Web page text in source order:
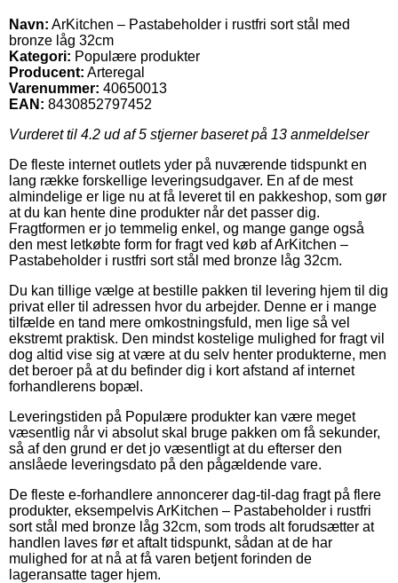
Navn: ArKitchen – Pastabeholder i rustfri sort stål med
bronze låg 32cm
Kategori: Populære produkter
Producent: Arteregal
Varenummer: 40650013
EAN: 8430852797452
Vurderet til 4.2 ud af 5 stjerner baseret på 13 anmeldelser
De fleste internet outlets yder på nuværende tidspunkt en
lang række forskellige leveringsudgaver. En af de mest
almindelige er lige nu at få leveret til en pakkeshop, som gør
at du kan hente dine produkter når det passer dig.
Fragtformen er jo temmelig enkel, og mange gange også
den mest letkøbte form for fragt ved køb af ArKitchen –
Pastabeholder i rustfri sort stål med bronze låg 32cm.
Du kan tillige vælge at bestille pakken til levering hjem til dig
privat eller til adressen hvor du arbejder. Denne er i mange
tilfælde en tand mere omkostningsfuld, men lige så vel
ekstremt praktisk. Den mindst kostelige mulighed for fragt vil
dog altid vise sig at være at du selv henter produkterne, men
det beroer på at du befinder dig i kort afstand af internet
forhandlerens bopæl.
Leveringstiden på Populære produkter kan være meget
væsentlig når vi absolut skal bruge pakken om få sekunder,
så af den grund er det jo væsentligt at du efterser den
anslåede leveringsdato på den pågældende vare.
De fleste e-forhandlere annoncerer dag-til-dag fragt på flere
produkter, eksempelvis ArKitchen – Pastabeholder i rustfri
sort stål med bronze låg 32cm, som trods alt forudsætter at
handlen laves før et aftalt tidspunkt, sådan at de har
mulighed for at nå at få varen betjent forinden de
lageransatte tager hjem.